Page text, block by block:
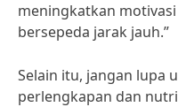
meningkatkan
bersepeda jarak jauh.”
Selain itu, jangan lupa
perlengkapan dan